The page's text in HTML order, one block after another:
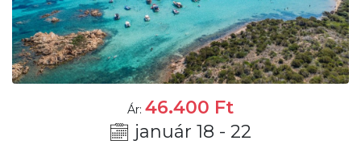
Ár: 46.400 Ft
január 18 - 22